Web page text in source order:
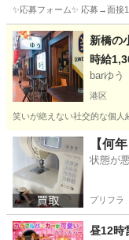
✨応募フォーム✨ 応募→面接
東京 多摩市 キッチン
新橋の
時給
barゆう
港区
笑いが絶えない社交的な個
東京 港区 その他
【何
状態が
プリフラ
昼12時